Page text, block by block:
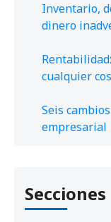
Inventario,
dinero
cualquier
Seis
empresarial
Secciones